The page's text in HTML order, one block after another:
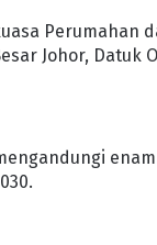
Perumahan
Johor, Datuk